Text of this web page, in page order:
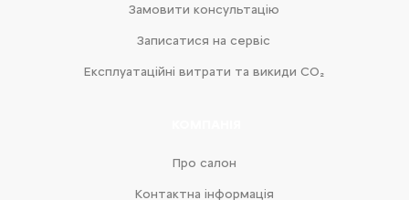
Замовити консультацію
Записатися на сервіс
Експлуатаційні витрати та викиди CO₂
Про салон
Контактна інформація